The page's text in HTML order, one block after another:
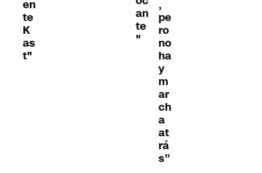
en
te
K
as
t"
an
te
"
,
pe
ro
no
ha
y
m
ar
ch
a
at
rá
s”